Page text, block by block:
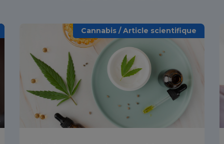
Cannabis / Article scientifique